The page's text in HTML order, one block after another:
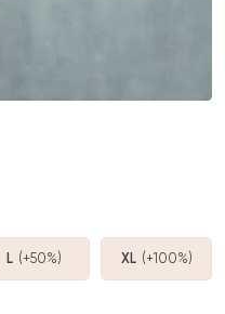
L (+50%) XL (+100%)